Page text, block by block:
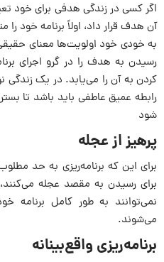
اگر کسی در زندگی هدفی برای خود
آن هدف قرار داد، اولاً برنامه خود
به خودی خود اولویت‌ها معنای حقیقی
رسیدن به هدف را در گرو اجرای
کردن به آن را می‏‌یابد. در یک زندگی
رابطه عمیق عاطفی باید باشد تا
شود
پرهیز از عجله
برای این که برنامه‌ریزی به حد
برای رسیدن به مقصد عجله
نمی‌‏توانند به طور کامل برنامه
می‌‏شوند.
برنامه‌ریزی واقع‌بینانه